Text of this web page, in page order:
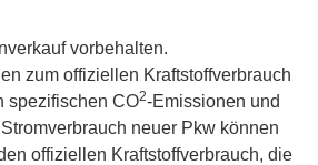
vorbehalten.
zum offiziellen Kraftstoffverbrauch
spezifischen CO2-Emissionen und
neuer Pkw können
offiziellen Kraftstoffverbrauch, die